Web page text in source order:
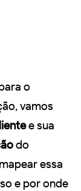
o
vamos
e sua
do
essa
e por onde